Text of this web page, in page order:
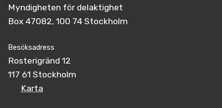
Myndigheten för delaktighet
Box 47082, 100 74 Stockholm
Besöksadress
Rosterigränd 12
117 61 Stockholm
Karta